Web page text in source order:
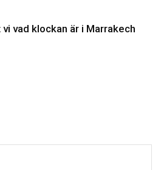
vi vad klockan är i Marrakech